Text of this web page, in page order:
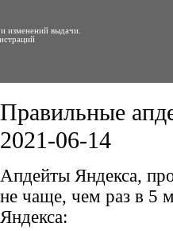
изменений выдачи.
Правильные
2021-06-14
Апдейты Яндекса,
не чаще, чем раз в 5
Яндекса: